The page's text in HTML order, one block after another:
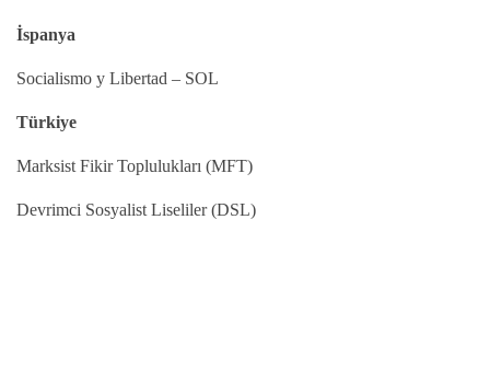
İspanya
Socialismo y Libertad – SOL
Türkiye
Marksist Fikir Toplulukları (MFT)
Devrimci Sosyalist Liseliler (DSL)